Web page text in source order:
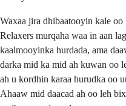
Waxaa jira dhibaatooyin kale
Relaxers murqaha waa in aan
kaalmooyinka hurdada, ama
darka mid ka mid ah kuwan oo
ah u kordhin karaa hurudka oo
Ahaaw mid daacad ah oo leh